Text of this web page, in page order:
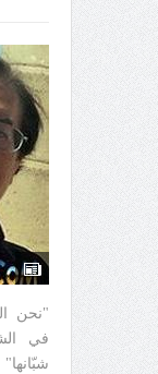
"نحن
في